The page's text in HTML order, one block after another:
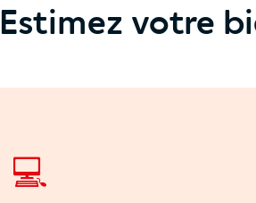
Estimez votre
💻